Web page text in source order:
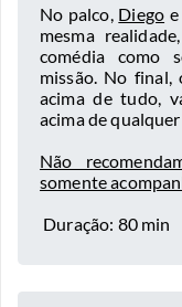
No palco, Diego e
mesma
comédia como
missão. No final,
acima de tudo,
acima de
Não
somente
Duração: 80 min